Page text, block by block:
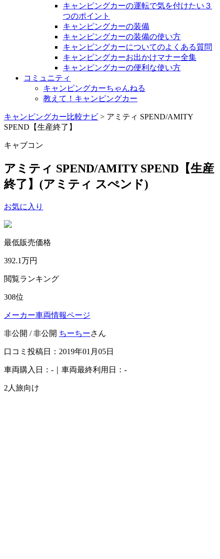
キャンピングカーの運転で気を付けたい３
つのポイント
キャンピングカーの装備
キャンピングカーの装備の使い方
キャンピングカーについてのよくある質問
キャンピングカーお出かけマナー全集
キャンピングカーの便利な使い方
コミュニティ
キャンピングカーちゃんねる
教えて！キャンピングカー
キャンピングカー比較ナビ > アミティ SPEND/AMITY
SPEND【生産終了】
キャブコン
アミティ SPEND/AMITY SPEND【生産
終了】 (アミティ スぺンド)
お気に入り
最低販売価格
392.1万円
閲覧ランキング
308位
メーカー車両情報ページ
非公開 / 非公開 ちーちーさん
口コミ投稿日：2019年01月05日
車両購入日：-｜車両最終利用日：-
2人旅向け